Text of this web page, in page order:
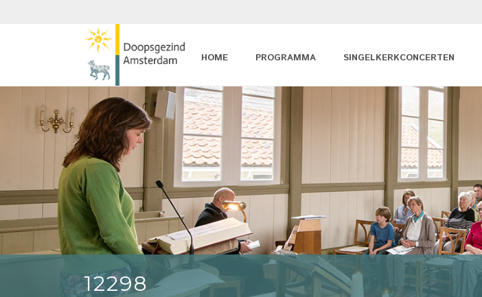
HOME PROGRAMMA SINGELKERKCONCERTEN
12298